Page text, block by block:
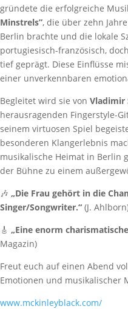
gründete die erfolgreiche
Minstrels”, die über zehn
Berlin brachte und die lokale
portugiesisch-französisch,
tief geprägt. Diese Einflüsse
einer unverkennbaren
Begleitet wird sie von Vladimir
herausragenden Fingerstyle-
seinem virtuosen Spiel
besonderen Klangerlebnis
musikalische Heimat in Berlin
der Bühne zu einem
🎶 „Die Frau gehört in die
Singer/Songwriter.“ (J.
🎸 „Eine enorm
Magazin)
Freut euch auf einen Abend
Emotionen und musikalischer
www.mckinleyblack.com/